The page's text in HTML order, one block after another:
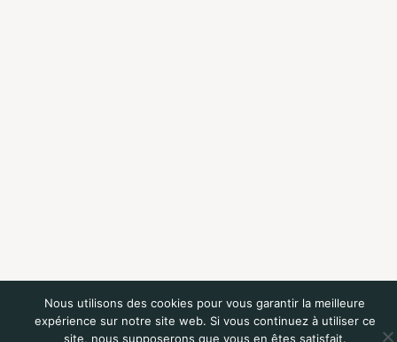
Nous utilisons des cookies pour vous garantir la meilleure
expérience sur notre site web. Si vous continuez à utiliser ce
site, nous supposerons que vous en êtes satisfait.